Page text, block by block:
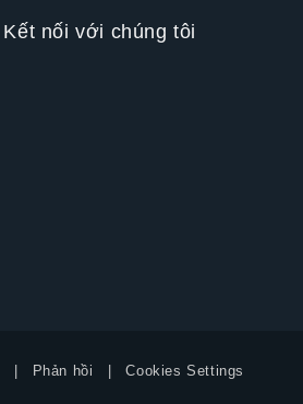
Kết nối với chúng tôi
Phản hồi Cookies Settings